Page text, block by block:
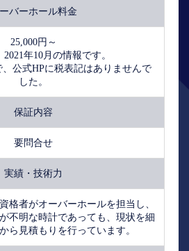
バーホール料金
25,000円～
年10月の情報です。
公式HPに税表記はありませんで
した。
保証内容
要問合せ
実績・技術力
格者がオーバーホールを担当し、
不明な時計であっても、現状を細
ら見積もりを行っています。